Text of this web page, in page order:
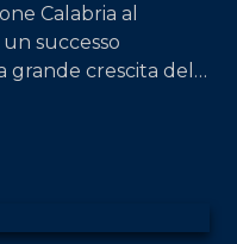
Calabria al
successo
grande crescita del
prodotto per